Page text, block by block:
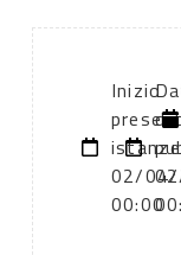
Inizio
02/
00:00
di